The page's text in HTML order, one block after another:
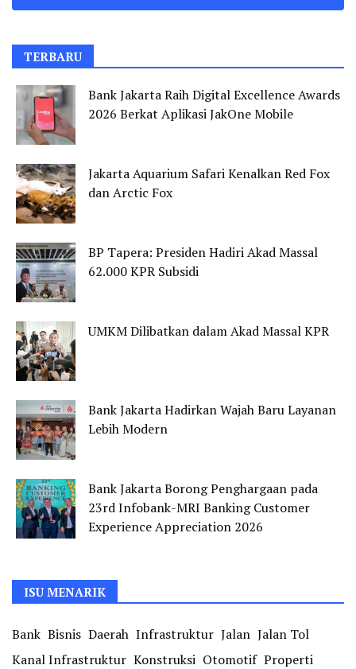
TERBARU
Bank Jakarta Raih Digital Excellence Awards
2026 Berkat Aplikasi JakOne Mobile
Jakarta Aquarium Safari Kenalkan Red Fox
dan Arctic Fox
BP Tapera: Presiden Hadiri Akad Massal
62.000 KPR Subsidi
UMKM Dilibatkan dalam Akad Massal KPR
Bank Jakarta Hadirkan Wajah Baru Layanan
Lebih Modern
Bank Jakarta Borong Penghargaan pada
23rd Infobank-MRI Banking Customer
Experience Appreciation 2026
ISU MENARIK
Bank Bisnis Daerah Infrastruktur Jalan Jalan Tol
Kanal Infrastruktur Konstruksi Otomotif Properti